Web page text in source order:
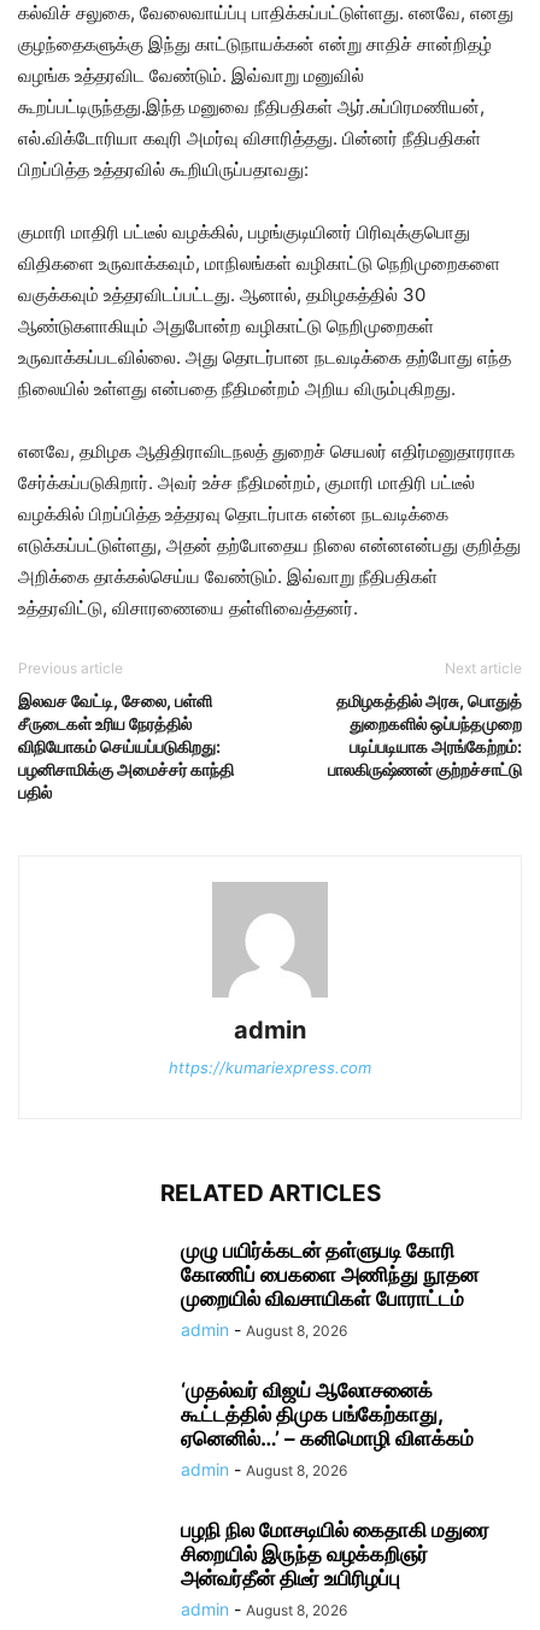
கல்விச் சலுகை, வேலைவாய்ப்பு பாதிக்கப்பட்டுள்ளது. எனவே, எனது
குழந்தைகளுக்கு இந்து காட்டுநாயக்கன் என்று சாதிச் சான்றிதழ்
வழங்க உத்தரவிட வேண்டும். இவ்வாறு மனுவில்
கூறப்பட்டிருந்தது.இந்த மனுவை நீதிபதிகள் ஆர்.சுப்பிரமணியன்,
எல்.விக்டோரியா கவுரி அமர்வு விசாரித்தது. பின்னர் நீதிபதிகள்
பிறப்பித்த உத்தரவில் கூறியிருப்பதாவது:
குமாரி மாதிரி பட்டீல் வழக்கில், பழங்குடியினர் பிரிவுக்குபொது
விதிகளை உருவாக்கவும், மாநிலங்கள் வழிகாட்டு நெறிமுறைகளை
வகுக்கவும் உத்தரவிடப்பட்டது. ஆனால், தமிழகத்தில் 30
ஆண்டுகளாகியும் அதுபோன்ற வழிகாட்டு நெறிமுறைகள்
உருவாக்கப்படவில்லை. அது தொடர்பான நடவடிக்கை தற்போது எந்த
நிலையில் உள்ளது என்பதை நீதிமன்றம் அறிய விரும்புகிறது.
எனவே, தமிழக ஆதிதிராவிடநலத் துறைச் செயலர் எதிர்மனுதாரராக
சேர்க்கப்படுகிறார். அவர் உச்ச நீதிமன்றம், குமாரி மாதிரி பட்டீல்
வழக்கில் பிறப்பித்த உத்தரவு தொடர்பாக என்ன நடவடிக்கை
எடுக்கப்பட்டுள்ளது, அதன் தற்போதைய நிலை என்னஎன்பது குறித்து
அறிக்கை தாக்கல்செய்ய வேண்டும். இவ்வாறு நீதிபதிகள்
உத்தரவிட்டு, விசாரணையை தள்ளிவைத்தனர்.
Previous article
இலவச வேட்டி, சேலை, பள்ளி
சீருடைகள் உரிய நேரத்தில்
விநியோகம் செய்யப்படுகிறது:
பழனிசாமிக்கு அமைச்சர் காந்தி
பதில்
Next article
தமிழகத்தில் அரசு, பொதுத்
துறைகளில் ஒப்பந்தமுறை
படிப்படியாக அரங்கேற்றம்:
பாலகிருஷ்ணன் குற்றச்சாட்டு
admin
https://kumariexpress.com
RELATED ARTICLES
முழு பயிர்க்கடன் தள்ளுபடி கோரி
கோணிப் பைகளை அணிந்து நூதன
முறையில் விவசாயிகள் போராட்டம்
admin - August 8, 2026
‘முதல்வர் விஜய் ஆலோசனைக்
கூட்டத்தில் திமுக பங்கேற்காது,
ஏனெனில்…’ – கனிமொழி விளக்கம்
admin - August 8, 2026
பழநி நில மோசடியில் கைதாகி மதுரை
சிறையில் இருந்த வழக்கறிஞர்
அன்வர்தீன் திடீர் உயிரிழப்பு
admin - August 8, 2026